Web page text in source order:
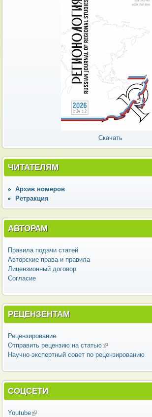
Скачать
ЧИТАТЕЛЯМ
Архив номеров
Ретракция
АВТОРАМ
Правила подачи статей
Авторские права и правила
Лицензионный договор
Согласие
РЕЦЕНЗЕНТАМ
Рецензирование
Отправить рецензию на статью(внешняя ссылка)
Научно-экспертный совет по рецензированию
СОЦСЕТИ
Youtube(внешняя ссылка)